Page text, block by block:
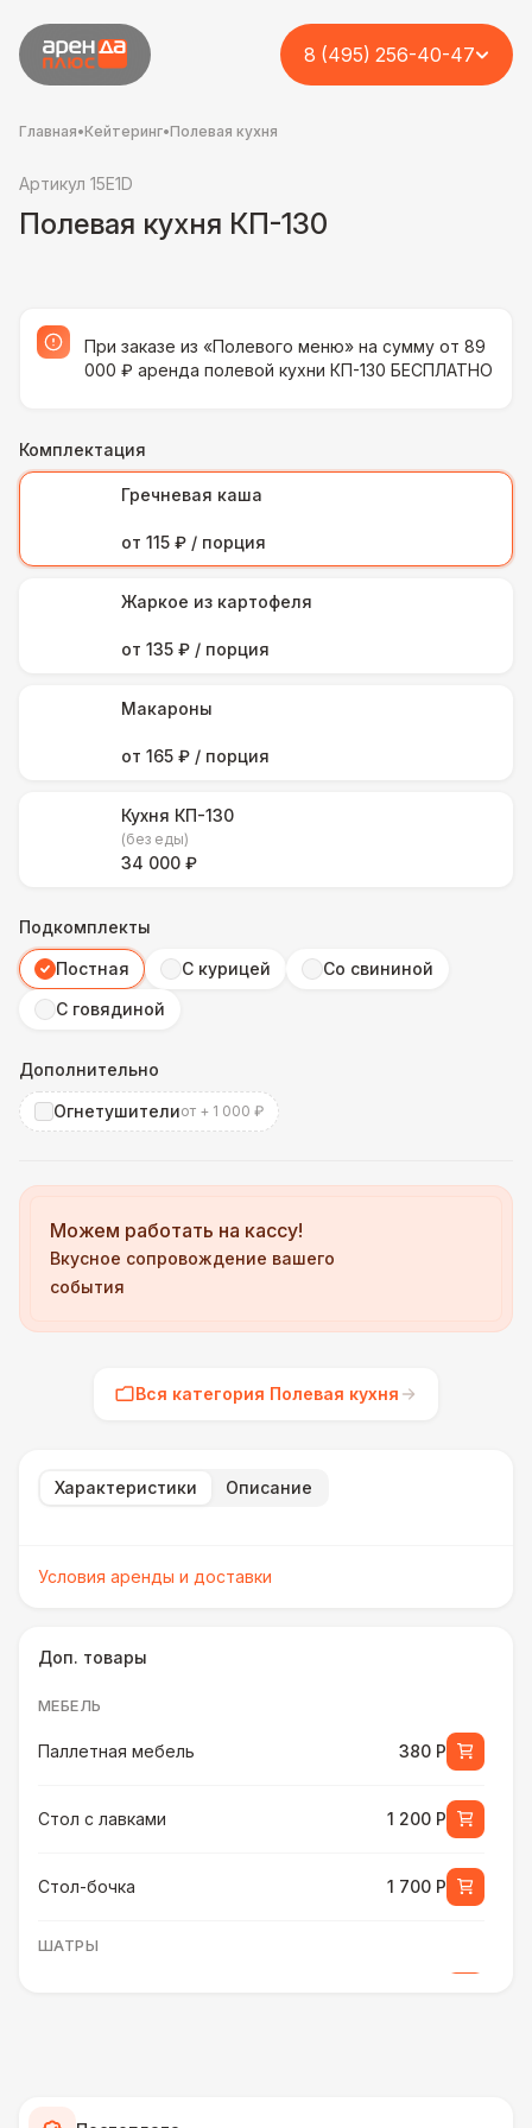
8 (495) 256-40-47
Главная•Кейтеринг•Полевая кухня
Артикул 15E1D
Полевая кухня КП-130
При заказе из «Полевого меню» на сумму от 89
000 ₽ аренда полевой кухни КП-130 БЕСПЛАТНО
Комплектация
Гречневая каша
от 115 ₽ / порция
Жаркое из картофеля
от 135 ₽ / порция
Макароны
от 165 ₽ / порция
Кухня КП-130
(без еды)
34 000 ₽
Подкомплекты
Постная С курицей
Со свининой
С говядиной
Дополнительно
Огнетушителиот + 1 000 ₽
Можем работать на кассу!
Вкусное сопровождение вашего
события
Вся категория Полевая кухня
Характеристики Описание
Условия аренды и доставки
Доп. товары
МЕБЕЛЬ
Паллетная мебель 380 Р
Стол с лавками 1 200 Р
Стол-бочка 1 700 Р
ШАТРЫ